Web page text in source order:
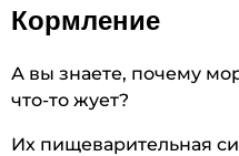
Кормление
А вы знаете, почему
что-то жует?
Их пищеварительная